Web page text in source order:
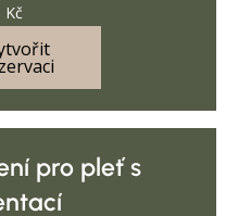
Kč
pro pleť s